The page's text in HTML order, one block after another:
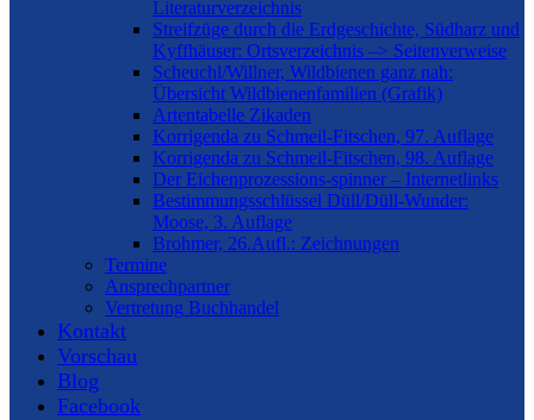
Literaturverzeichnis
Streifzüge durch die Erdgeschichte, Südharz und
Kyffhäuser: Ortsverzeichnis –> Seitenverweise
Scheuchl/Willner, Wildbienen ganz nah:
Übersicht Wildbienenfamilien (Grafik)
Artentabelle Zikaden
Korrigenda zu Schmeil-Fitschen, 97. Auflage
Korrigenda zu Schmeil-Fitschen, 98. Auflage
Der Eichenprozessions-spinner – Internetlinks
Bestimmungsschlüssel Düll/Düll-Wunder:
Moose, 3. Auflage
Brohmer, 26.Aufl.: Zeichnungen
Termine
Ansprechpartner
Vertretung Buchhandel
Kontakt
Vorschau
Blog
Facebook